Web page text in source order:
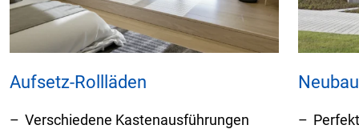
Aufsetz-Rollläden
Verschiedene Kastenausführungen